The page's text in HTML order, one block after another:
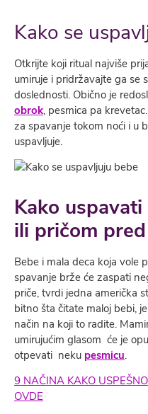
Kako se
Otkrijte koji ritual najviše
umiruje i pridržavajte ga se
doslednosti. Obično je
obrok, pesmica pa
za spavanje tokom noći i u
uspavljuje.
Kako
ili pričom
Bebe i mala deca koja vole
spavanje brže će zaspati
priče, tvrdi jedna američka
bitno šta čitate maloj bebi,
način na koji to radite.
umirujućim glasom će je
otpevati neku pesmicu.
9 NAČINA KAKO
OVDE